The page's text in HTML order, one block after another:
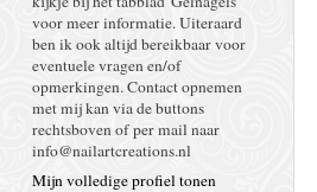
voor meer informatie. Uiteraard
ben ik ook altijd bereikbaar voor
eventuele vragen en/of
opmerkingen. Contact opnemen
met mij kan via de buttons
rechtsboven of per mail naar
info@nailartcreations.nl
Mijn volledige profiel tonen